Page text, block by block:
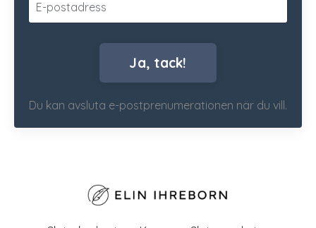
Ja, tack!
Du kan avsluta e-postprenumerationen när du vill.